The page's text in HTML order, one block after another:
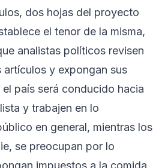
dos hojas del proyecto
el tenor de la misma,
analistas políticos revisen
artículos y expongan sus
país será conducido hacia
y trabajen en lo
en general, mientras los
se preocupan por lo
impuestos a la comida